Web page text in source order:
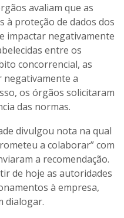
avaliam que as
à proteção de dados dos
impactar negativamente
entre os
concorrencial, as
negativamente a
os órgãos solicitaram
das normas.
divulgou nota na qual
a colaborar” com
a recomendação.
de hoje as autoridades
à empresa,
dialogar.